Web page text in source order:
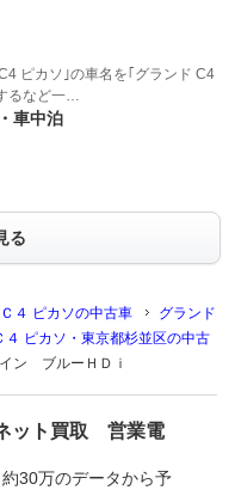
ピカソ｣の車名を｢グランド C4
るなど一…
車中泊
る
４ ピカソの中古車
グランド
４ ピカソ・東京都杉並区の中古
ン ブルーＨＤｉ
ット買取 営業電
約30万のデータから予